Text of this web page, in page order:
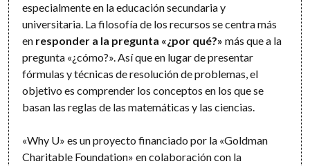
especialmente en la educación secundaria y
universitaria. La filosofía de los recursos se centra más
en responder a la pregunta «¿por qué?» más que a la
pregunta «¿cómo?». Así que en lugar de presentar
fórmulas y técnicas de resolución de problemas, el
objetivo es comprender los conceptos en los que se
basan las reglas de las matemáticas y las ciencias.
«Why U» es un proyecto financiado por la «Goldman
Charitable Foundation» en colaboración con la